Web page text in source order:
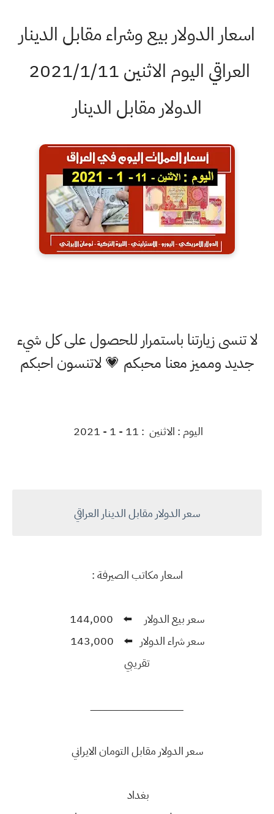
اسعار الدولار بيع وشراء مقابل الدينار
الدولار مقابل الدينار
لا تنسى زيارتنا باستمرار للحصول على كل شيء
جديد ومميز معنا محبكم 💗 لاتنسون احبكم
اليوم : الاثنين : 11 - 1 - 2021
سعر الدولار مقابل الدينار العراقي
اسعار مكاتب الصيرفة :
سعر بيع الدولار ⬅️ 144,000
سعر شراء الدولار ⬅️ 143,000
تقريبي
ــــــــــــــــــــــــــــــــــــــــــــــــــــــــــــــــــــــــــــ
سعر الدولار مقابل التومان الايراني
بغداد